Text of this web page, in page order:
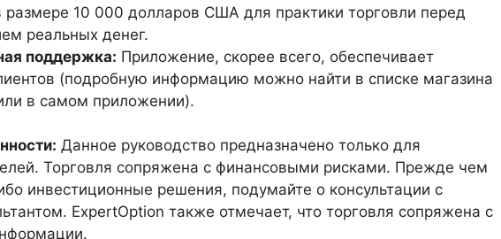
размере 10 000 долларов США для практики торговли перед
реальных денег.
поддержка: Приложение, скорее всего, обеспечивает
(подробную информацию можно найти в списке магазина
в самом приложении).
Данное руководство предназначено только для
Торговля сопряжена с финансовыми рисками. Прежде чем
инвестиционные решения, подумайте о консультации с
ExpertOption также отмечает, что торговля сопряжена с